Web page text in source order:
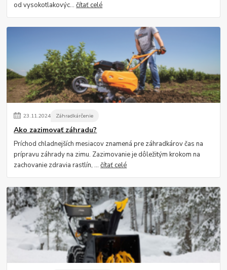
od vysokotlakovýc...čítať celé
23.11.2024 Záhradkárčenie
Ako zazimovať záhradu?
Príchod chladnejších mesiacov znamená pre záhradkárov čas na
prípravu záhrady na zimu. Zazimovanie je dôležitým krokom na
zachovanie zdravia rastlín, ...čítať celé